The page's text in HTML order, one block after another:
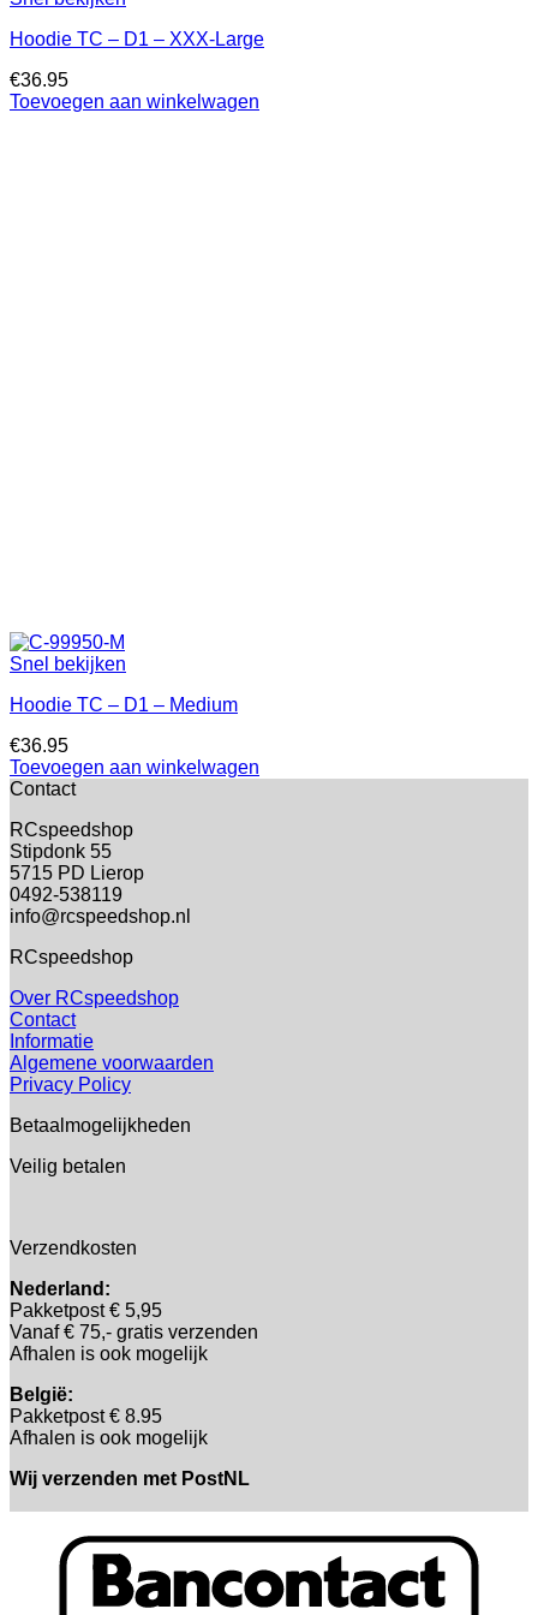
Hoodie TC – D1 – XXX-Large
€36.95
Toevoegen aan winkelwagen
Snel bekijken
Hoodie TC – D1 – Medium
€36.95
Toevoegen aan winkelwagen
Contact
RCspeedshop
Stipdonk 55
5715 PD Lierop
0492-538119
info@rcspeedshop.nl
RCspeedshop
Over RCspeedshop
Contact
Informatie
Algemene voorwaarden
Privacy Policy
Betaalmogelijkheden
Veilig betalen
Verzendkosten
Nederland:
Pakketpost € 5,95
Vanaf € 75,- gratis verzenden
Afhalen is ook mogelijk
België:
Pakketpost € 8.95
Afhalen is ook mogelijk
Wij verzenden met PostNL